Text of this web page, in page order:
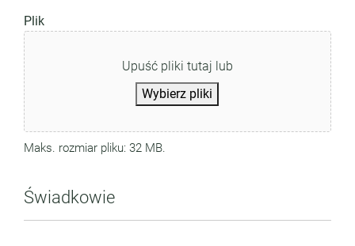
Plik
Upuść pliki tutaj lub
Wybierz pliki
Maks. rozmiar pliku: 32 MB.
Świadkowie